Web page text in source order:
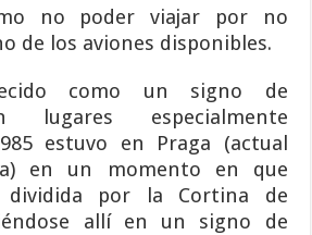
no poder viajar por no
de los aviones disponibles.
como un signo de
lugares especialmente
estuvo en Praga (actual
en un momento en que
dividida por la Cortina de
allí en un signo de